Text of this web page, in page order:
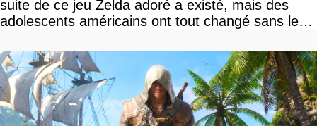
suite de ce jeu Zelda adoré a existé, mais des
adolescents américains ont tout changé sans le